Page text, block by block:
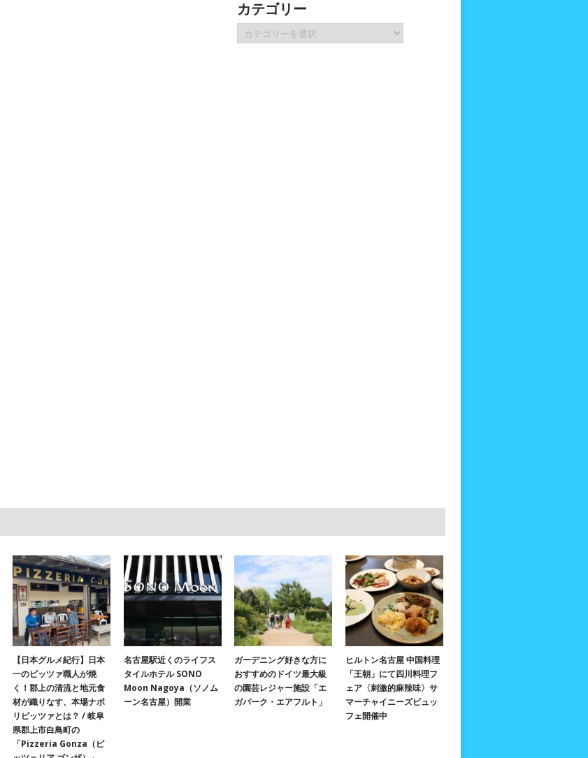
イ
ブ
カテゴリー
テ
【日本グルメ紀行】日本
一のピッツァ職人が焼
く！郡上の清流と地元食
材が織りなす、本場ナポ
リピッツァとは？ / 岐阜
県郡上市白鳥町の
「Pizzeria Gonza（ピ
名古屋駅近くのライフス
タイルホテル SONO
Moon Nagoya（ソノム
ーン名古屋）開業
ガーデニング好きな方に
おすすめのドイツ最大級
の園芸レジャー施設「エ
ガパーク・エアフルト」
ヒルトン名古屋 中国料理
「王朝」にて四川料理フ
ェア〈刺激的麻辣味〉サ
マーチャイニーズビュッ
フェ開催中